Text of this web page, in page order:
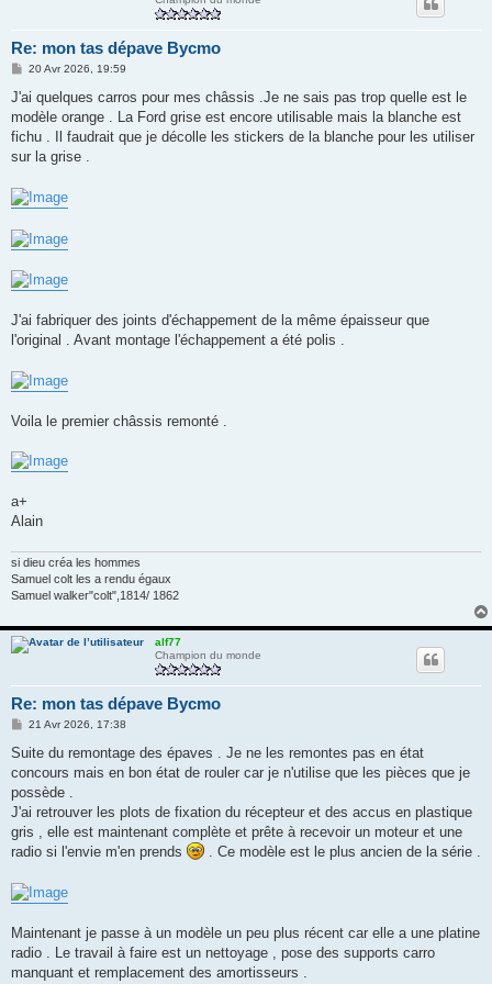
Re: mon tas dépave Bycmo
M
s
a
g
20 Avr 2026, 19:59
J'ai quelques carros pour mes châssis .Je ne sais pas trop quelle est le
modèle orange . La Ford grise est encore utilisable mais la blanche est
fichu . Il faudrait que je décolle les stickers de la blanche pour les utiliser
sur la grise .
J'ai fabriquer des joints d'échappement de la même épaisseur que
l'original . Avant montage l'échappement a été polis .
Voila le premier châssis remonté .
a+
Alain
si dieu créa les hommes
Samuel colt les a rendu égaux
Samuel walker"colt",1814/ 1862
alf77
Champion du monde
Re: mon tas dépave Bycmo
M
s
a
g
21 Avr 2026, 17:38
Suite du remontage des épaves . Je ne les remontes pas en état
concours mais en bon état de rouler car je n'utilise que les pièces que je
possède .
J'ai retrouver les plots de fixation du récepteur et des accus en plastique
gris , elle est maintenant complète et prête à recevoir un moteur et une
radio si l'envie m'en prends
. Ce modèle est le plus ancien de la série .
Maintenant je passe à un modèle un peu plus récent car elle a une platine
radio . Le travail à faire est un nettoyage , pose des supports carro
manquant et remplacement des amortisseurs .